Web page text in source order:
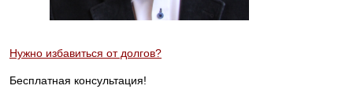
Нужно избавиться от долгов?
Бесплатная консультация!